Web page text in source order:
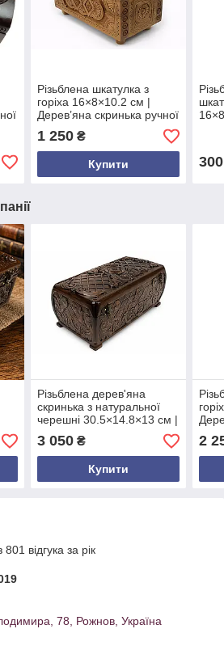
Різьблена шкатулка з
горіха 16×8×10.2 см |
Дерев’яна скринька ручної
роботи | Натуральний
подарунок з Карпат з
оксамитовим дном
1 250₴
Купити 300
з
Різьблена дерев'яна
скринька з натуральної
черешні 30.5×14.8×13 см |
Шкатулка з оксамитовим
дном | Подарунок ручної
роботи
3 050₴
Купити
2
відгука за рік
78, Рожнов, Україна